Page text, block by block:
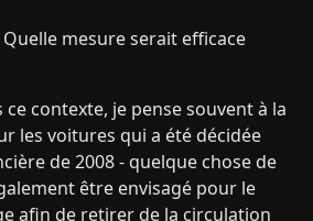
Quelle mesure serait efficace
ce contexte, je pense souvent à la
les voitures qui a été décidée
de 2008 - quelque chose de
être envisagé pour le
afin de retirer de la circulation